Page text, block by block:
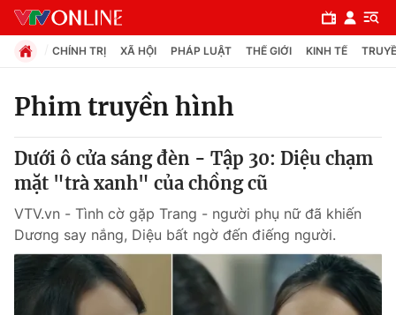
Chuyên mục
Chính trị
Xã hội
CHÍNH TRỊ XÃ HỘI PHÁP LUẬT THẾ GIỚI KINH TẾ
Phim truyền hình
Dưới ô cửa sáng đèn - Tập 30: Diệu chạm
mặt "trà xanh" của chồng cũ
VTV.vn - Tình cờ gặp Trang - người phụ nữ đã khiến
Dương say nắng, Diệu bất ngờ đến điếng người.